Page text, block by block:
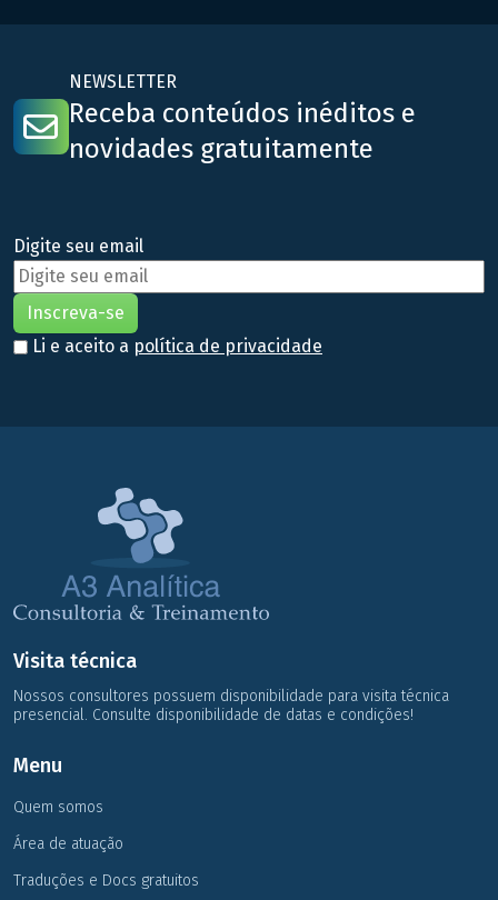
NEWSLETTER
Receba conteúdos inéditos e
novidades gratuitamente
Digite seu email
Li e aceito a política de privacidade
Visita técnica
Nossos consultores possuem disponibilidade para visita técnica
presencial. Consulte disponibilidade de datas e condições!
Menu
Quem somos
Área de atuação
Traduções e Docs gratuitos